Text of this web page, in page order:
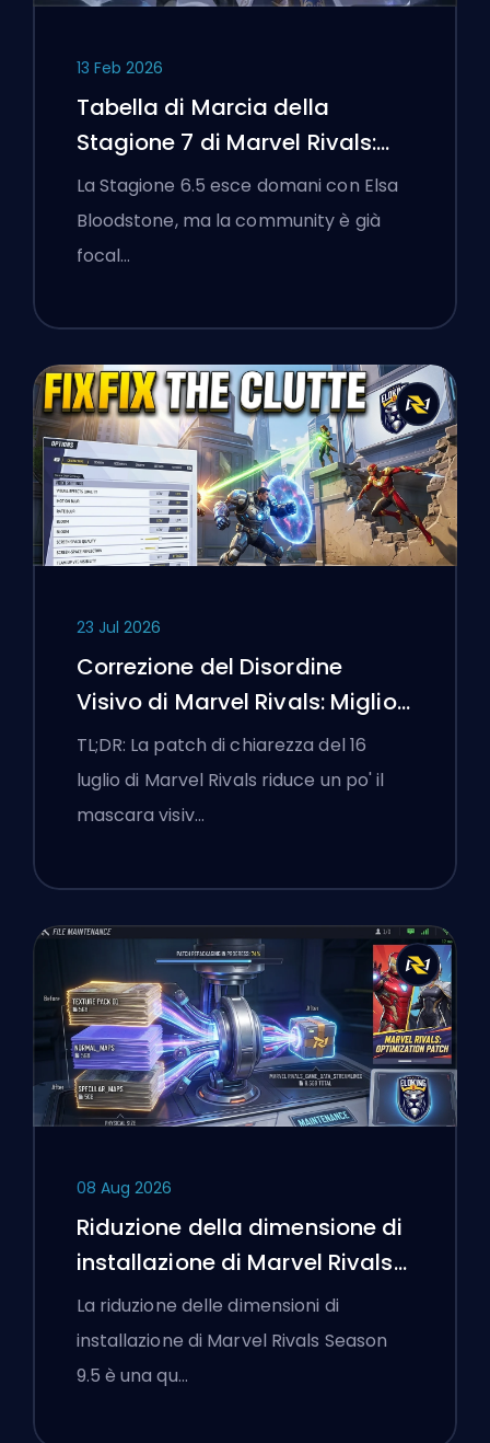
13 Feb 2026
Tabella di Marcia della
Stagione 7 di Marvel Rivals:
Black Cat, White Fox e l'Evento
Monsters Take Manhattan
La Stagione 6.5 esce domani con Elsa
Bloodstone, ma la community è già
focal…
23 Jul 2026
Correzione del Disordine
Visivo di Marvel Rivals: Migliori
Impostazioni Competitive
Dopo la Patch del 16 Luglio
TL;DR: La patch di chiarezza del 16
luglio di Marvel Rivals riduce un po' il
mascara visiv…
08 Aug 2026
Riduzione della dimensione di
installazione di Marvel Rivals
Season 9.5 Spiegata
La riduzione delle dimensioni di
installazione di Marvel Rivals Season
9.5 è una qu…